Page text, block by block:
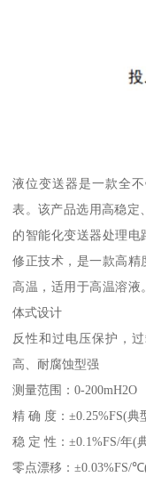
液位变送器是一款全
表。该产品选用高稳定
的智能化变送器处理电
修正技术，是一款高精
高温，适用于高温溶液
体式设计
反性和过电压保护，
高、耐腐蚀型强
测量范围：0-200mH2O
精 确 度：±0.25%FS(典
稳 定 性：±0.1%FS/年(
零点漂移：±0.03%FS/